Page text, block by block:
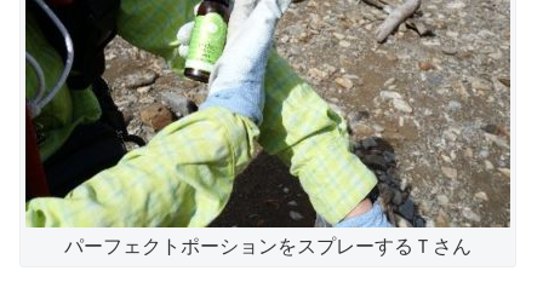
パーフェクトポーションをスプレーするＴさん